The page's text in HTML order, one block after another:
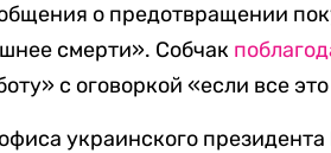
о предотвращении
смерти». Собчак
с оговоркой «если все
украинского